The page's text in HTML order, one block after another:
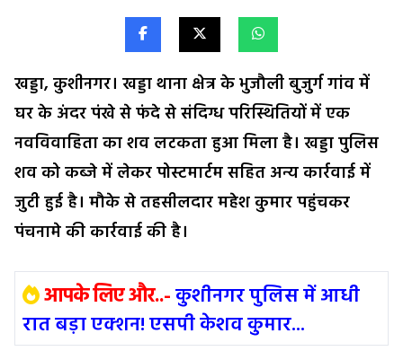
खड्डा, कुशीनगर। खड्डा थाना क्षेत्र के भुजौली बुजुर्ग गांव में
घर के अंदर पंखे से फंदे से संदिग्ध परिस्थितियों में एक
नवविवाहिता का शव लटकता हुआ मिला है। खड्डा पुलिस
शव को कब्जे में लेकर पोस्टमार्टम सहित अन्य कार्रवाई में
जुटी हुई है। मौके से तहसीलदार महेश कुमार पहुंचकर
पंचनामे की कार्रवाई की है।
आपके लिए और..-कुशीनगर पुलिस में आधी
रात बड़ा एक्शन! एसपी केशव कुमार...